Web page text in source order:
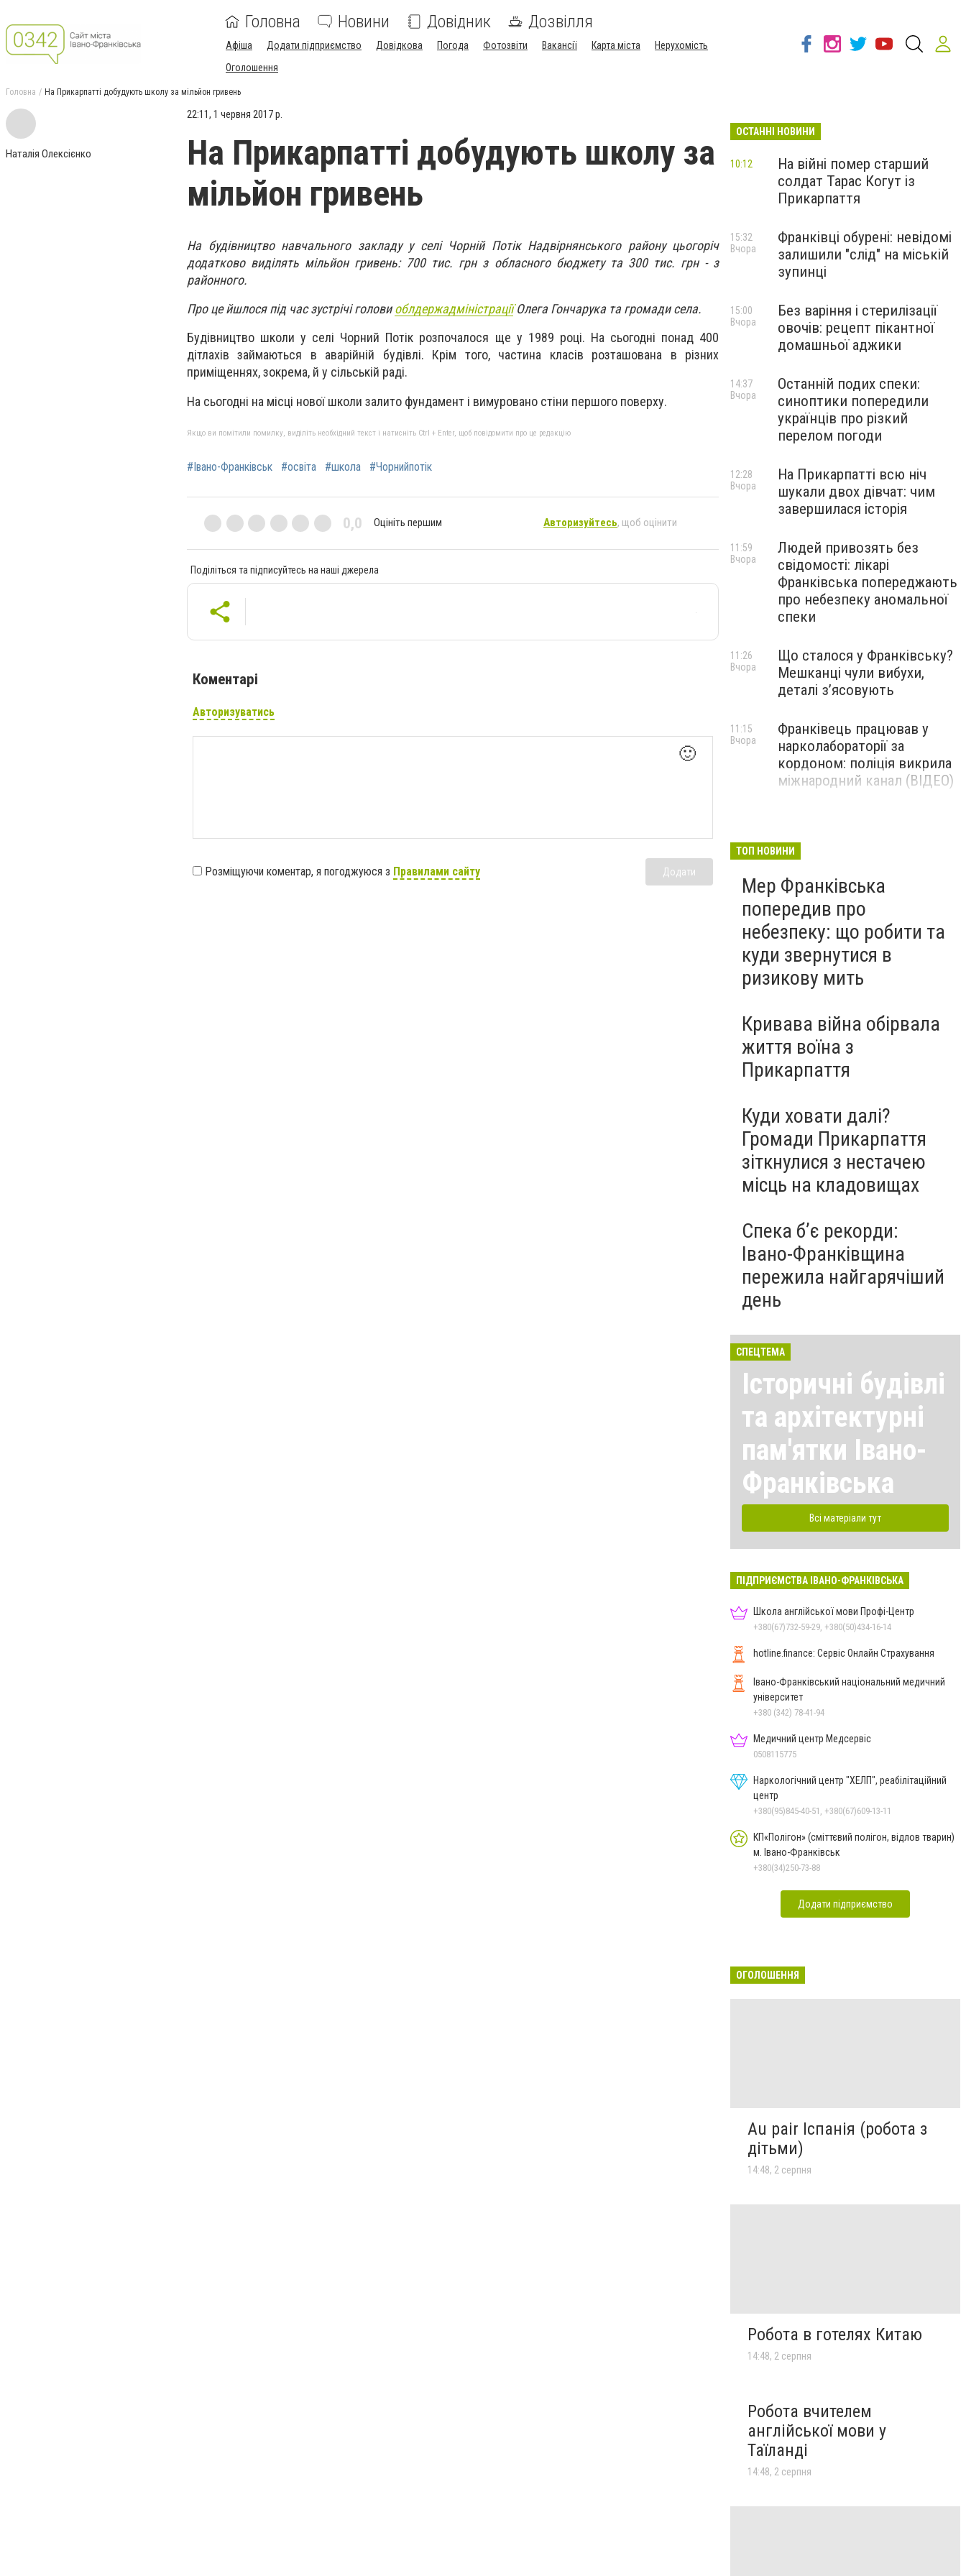
Головна Новини Довідник Дозвілля
Афіша Додати підприємство Довідкова Погода Фотозвіти Вакансії Карта міста
Нерухомість
Оголошення
Головна На Прикарпатті добудують школу за мільйон гривень
Наталія Олексієнко
22:11, 1 червня 2017 р.
На Прикарпатті добудують школу за
мільйон гривень
На будівництво навчального закладу у селі Чорній Потік Надвірнянського району цьогоріч
додатково виділять мільйон гривень: 700 тис. грн з обласного бюджету та 300 тис. грн - з
районного.
Про це йшлося під час зустрічі головиоблдержадміністраціїОлега Гончарука та громади села.
Будівництво школи у селі Чорний Потік розпочалося ще у 1989 році. На сьогодні понад 400
дітлахів займаються в аварійній будівлі. Крім того, частина класів розташована в різних
приміщеннях, зокрема, й у сільській раді.
На сьогодні на місці нової школи залито фундамент і вимуровано стіни першого поверху.
Якщо ви помітили помилку, виділіть необхідний текст і натисніть Ctrl + Enter, щоб повідомити про це редакцію
#Івано-Франківськ #освіта #школа #Чорнийпотік
0,0 Оцініть першим Авторизуйтесь, щоб оцінити
Поділіться та підписуйтесь на наші джерела
Коментарі
Авторизуватись
🙂
Розміщуючи коментар, я погоджуюся з Правилами сайту Додати
ОСТАННІ НОВИНИ
На війні помер старший
солдат Тарас Когут із
Прикарпаття
10:12
Франківці обурені: невідомі
залишили "слід" на міській
зупинці
15:32
Вчора
Без варіння і стерилізації
овочів: рецепт пікантної
домашньої аджики
15:00
Вчора
Останній подих спеки:
синоптики попередили
українців про різкий
перелом погоди
14:37
Вчора
На Прикарпатті всю ніч
шукали двох дівчат: чим
завершилася історія
12:28
Вчора
Людей привозять без
свідомості: лікарі
Франківська попереджають
про небезпеку аномальної
спеки
11:59
Вчора
Що сталося у Франківську?
Мешканці чули вибухи,
деталі з’ясовують
11:26
Вчора
Франківець працював у
нарколабораторії за
кордоном: поліція викрила
міжнародний канал (ВІДЕО)
11:15
Вчора
ТОП НОВИНИ
Мер Франківська
попередив про
небезпеку: що робити та
куди звернутися в
ризикову мить
Кривава війна обірвала
життя воїна з
Прикарпаття
Куди ховати далі?
Громади Прикарпаття
зіткнулися з нестачею
місць на кладовищах
Спека б’є рекорди:
Івано-Франківщина
пережила найгарячіший
день
СПЕЦТЕМА
Історичні будівлі
та архітектурні
пам'ятки Івано-
Франківська
Всі матеріали тут
ПІДПРИЄМСТВА ІВАНО-ФРАНКІВСЬКА
Школа англійської мови Профі-Центр
+380(67)732-59-29, +380(50)434-16-14
hotline.finance: Сервіс Онлайн Страхування
Івано-Франківський національний медичний
університет
+380 (342) 78-41-94
Медичний центр Медсервіс
0508115775
Наркологічний центр "ХЕЛП", реабілітаційний
центр
+380(95)845-40-51, +380(67)609-13-11
КП«Полігон» (сміттєвий полігон, відлов тварин)
м. Івано-Франківськ
+380(34)250-73-88
Додати підприємство
ОГОЛОШЕННЯ
Au pair Іспанія (робота з
дітьми)
14:48, 2 серпня
Робота в готелях Китаю
14:48, 2 серпня
Робота вчителем
англійської мови у
Таїланді
14:48, 2 серпня